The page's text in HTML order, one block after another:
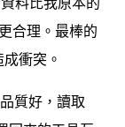
合理。最棒的
衝突。
質好，讀取